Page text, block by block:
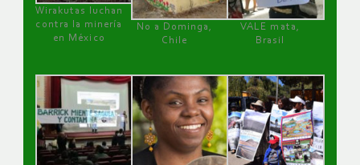
Wirakutas luchan
contra la minería
en México
No a Dominga,
Chile
VALE mata,
Brasil